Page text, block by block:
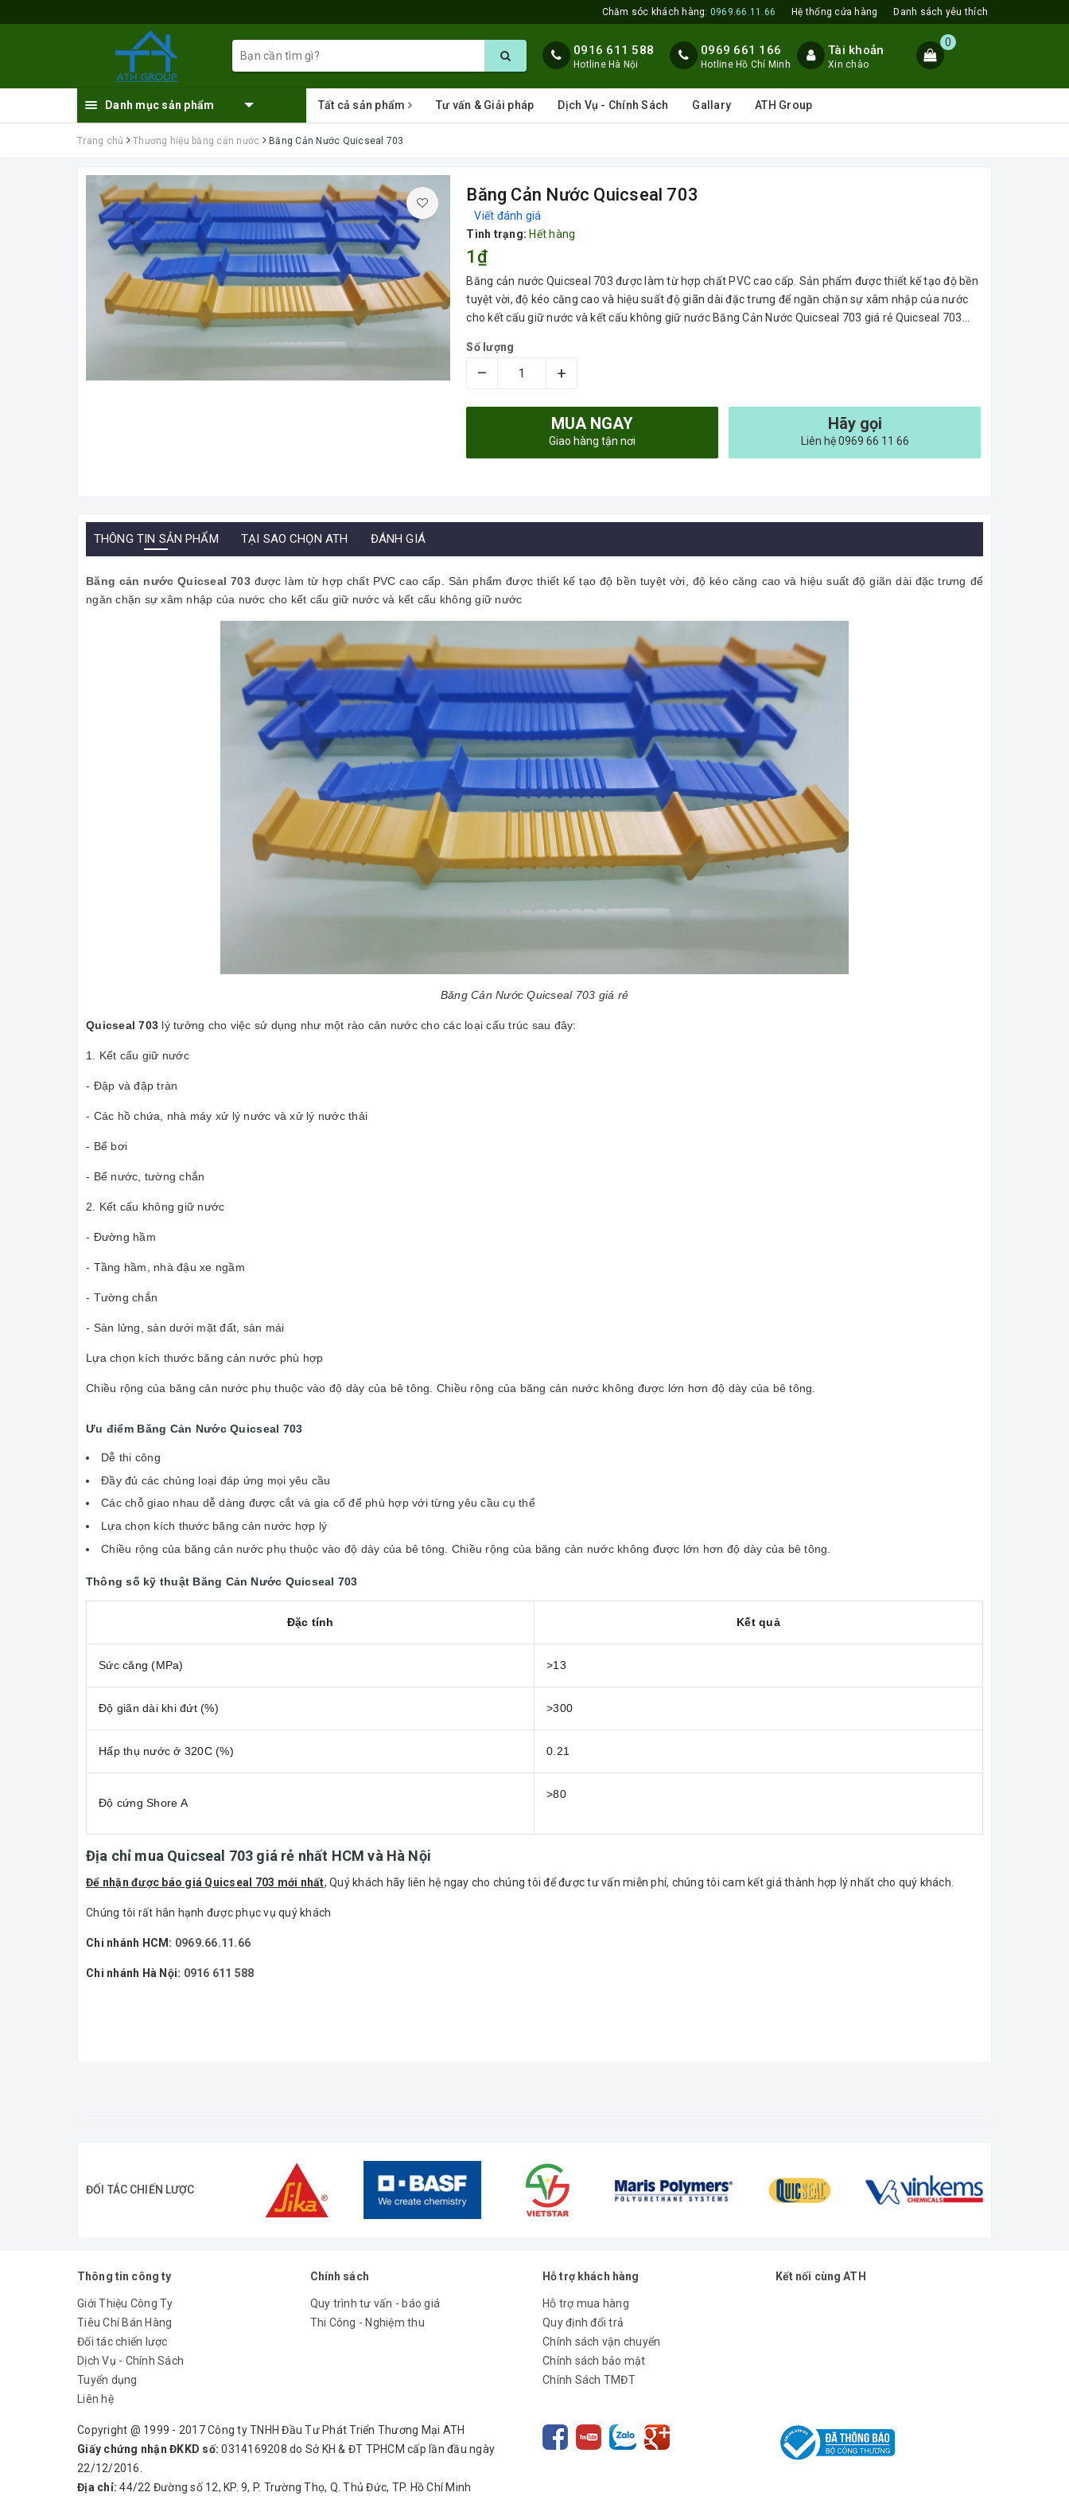
Chăm sóc khách hàng: 0969.66.11.66 Hệ thống cửa hàng Danh sách yêu thích
0916 611 588
Hotline Hà Nội
0969 661 166
Hotline Hồ Chí Minh
Tài khoản
Xin chào
0
Danh mục sản phẩm Tất cả sản phẩm Tư vấn & Giải pháp Dịch Vụ - Chính Sách Gallary ATH Group
Trang chủ Thương hiệu băng cản nước Băng Cản Nước Quicseal 703
Băng Cản Nước Quicseal 703
Viết đánh giá
Tình trạng: Hết hàng
1₫
Băng cản nước Quicseal 703 được làm từ hợp chất PVC cao cấp. Sản phẩm được thiết kế tạo độ bền
tuyệt vời, độ kéo căng cao và hiệu suất độ giãn dài đặc trưng để ngăn chặn sự xâm nhập của nước
cho kết cấu giữ nước và kết cấu không giữ nước Băng Cản Nước Quicseal 703 giá rẻ Quicseal 703...
Số lượng
– +
MUA NGAY
Giao hàng tận nơi
Hãy gọi
Liên hệ 0969 66 11 66
THÔNG TIN SẢN PHẨM TẠI SAO CHỌN ATH ĐÁNH GIÁ
Băng cản nước Quicseal 703được làm từ hợp chất PVC cao cấp. Sản phẩm được thiết kế tạo độ bền tuyệt vời, độ kéo căng cao và hiệu suất độ giãn dài đặc trưng để
ngăn chặn sự xâm nhập của nước cho kết cấu giữ nước và kết cấu không giữ nước
Băng Cản Nước Quicseal 703 giá rẻ
Quicseal 703 lý tưởng cho việc sử dụng như một rào cản nước cho các loại cấu trúc sau đây:
1. Kết cấu giữ nước
- Đập và đập tràn
- Các hồ chứa, nhà máy xử lý nước và xử lý nước thải
- Bể bơi
- Bể nước, tường chắn
2. Kết cấu không giữ nước
- Đường hầm
- Tầng hầm, nhà đậu xe ngầm
- Tường chắn
- Sàn lửng, sàn dưới mặt đất, sàn mái
Lựa chọn kích thước băng cản nước phù hợp
Chiều rộng của băng cản nước phụ thuộc vào độ dày của bê tông. Chiều rộng của băng cản nước không được lớn hơn độ dày của bê tông.
Ưu điểm Băng Cản Nước Quicseal 703
Dễ thi công
Đầy đủ các chủng loại đáp ứng mọi yêu cầu
Các chỗ giao nhau dễ dàng được cắt và gia cố để phù hợp với từng yêu cầu cụ thể
Lựa chọn kích thước băng cản nước hợp lý
Chiều rộng của băng cản nước phụ thuộc vào độ dày của bê tông. Chiều rộng của băng cản nước không được lớn hơn độ dày của bê tông.
Thông số kỹ thuật Băng Cản Nước Quicseal 703
Đặc tính Kết quả
Sức căng (MPa) >13
Độ giãn dài khi đứt (%) >300
Hấp thụ nước ở 320C (%) 0.21
Độ cứng Shore A
>80
Địa chỉ mua Quicseal 703 giá rẻ nhất HCM và Hà Nội
Để nhận được báo giá Quicseal 703 mới nhất, Quý khách hãy liên hệ ngay cho chúng tôi để được tư vấn miễn phí, chúng tôi cam kết giá thành hợp lý nhất cho quý khách.
Chúng tôi rất hân hạnh được phục vụ quý khách
Chi nhánh HCM: 0969.66.11.66
Chi nhánh Hà Nội: 0916 611 588
ĐỐI TÁC CHIẾN LƯỢC
Thông tin công ty
Giới Thiệu Công Ty
Tiêu Chí Bán Hàng
Đối tác chiến lược
Dịch Vụ - Chính Sách
Tuyển dụng
Liên hệ
Chính sách
Quy trình tư vấn - báo giá
Thi Công - Nghiệm thu
Hỗ trợ khách hàng
Hỗ trợ mua hàng
Quy định đổi trả
Chính sách vận chuyển
Chính sách bảo mật
Chính Sách TMĐT
Kết nối cùng ATH
Copyright @ 1999 - 2017 Công ty TNHH Đầu Tư Phát Triển Thương Mại ATH
Giấy chứng nhận ĐKKD số: 0314169208 do Sở KH & ĐT TPHCM cấp lần đầu ngày
22/12/2016.
Địa chỉ: 44/22 Đường số 12, KP. 9, P. Trường Thọ, Q. Thủ Đức, TP. Hồ Chí Minh